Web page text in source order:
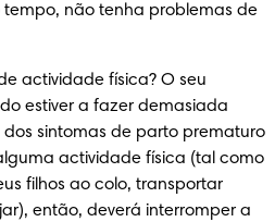
não tenha problemas de
actividade física? O seu
estiver a fazer demasiada
sintomas de parto prematuro
actividade física (tal como
filhos ao colo, transportar
então, deverá interromper a